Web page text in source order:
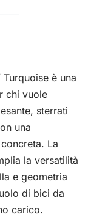
è una
chi vuole
sterrati
una
La
la versatilità
e geometria
di bici da
carico.